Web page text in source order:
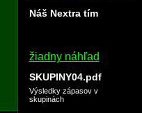
Náš Nextra tím
žiadny náhľad
SKUPINY04.pdf
Výsledky zápasov v
skupinách